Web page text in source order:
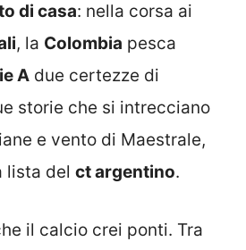
di casa: nella corsa ai
, la Colombia pesca
A due certezze di
storie che si intrecciano
e vento di Maestrale,
lista del ct argentino.
il calcio crei ponti. Tra